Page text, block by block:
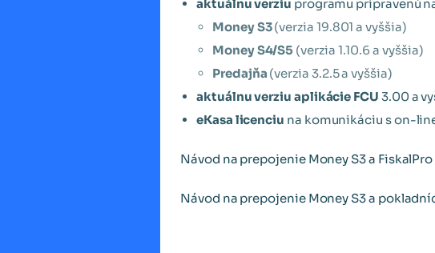
aktuálnu verziu programu pripravenú
Money S3(verzia 19.801 a vyššia)
Money S4/S5 (verzia 1.10.6 a vyššia)
Predajňa (verzia 3.2.5 a vyššia)
aktuálnu verziu aplikácie FCU 3.00 a
eKasa licenciu na komunikáciu s on-
Návod na prepojenie Money S3 a
Návod na prepojenie Money S3 a